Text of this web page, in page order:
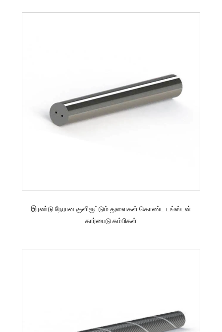
இரண்டு நேரான குளிரூட்டும் துளைகள் கொண்ட டங்ஸ்டன்
கார்பைடு கம்பிகள்